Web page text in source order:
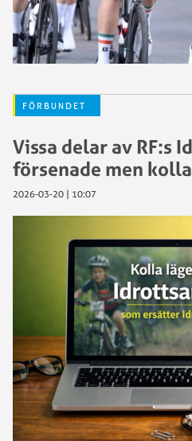
FÖRBUNDET
Vissa delar av RF:s
försenade men
2026-03-20 | 10:07